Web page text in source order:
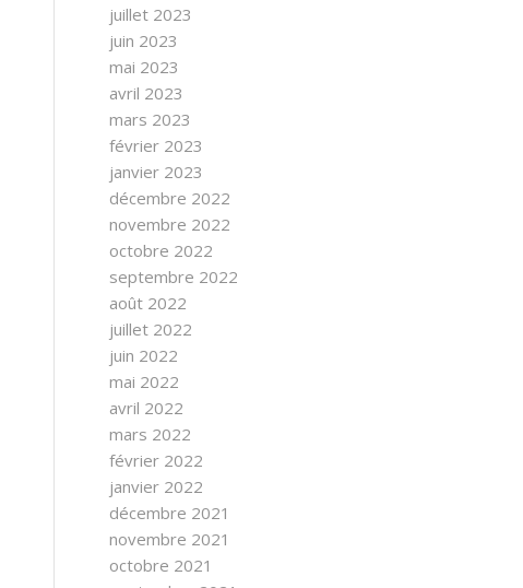
juillet 2023
juin 2023
mai 2023
avril 2023
mars 2023
février 2023
janvier 2023
décembre 2022
novembre 2022
octobre 2022
septembre 2022
août 2022
juillet 2022
juin 2022
mai 2022
avril 2022
mars 2022
février 2022
janvier 2022
décembre 2021
novembre 2021
octobre 2021